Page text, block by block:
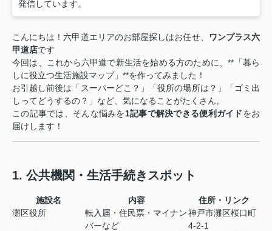
発信しています。
こんにちは！六甲道エリアのお部屋探しはお任せ、 ワンプラス六
甲道店です
今回は、これから六甲道で新生活を始める方のために、**「暮ら
しに役立つ生活施設マップ」**を作ってみました！
お引越し前後は「スーパーどこ？」「役所の場所は？」「ゴミ出
しってどうするの？」など、気になることがたくさん。
この記事では、そんな悩みを1記事で解決できる便利ガイドをお
届けします！
1. 公共機関・生活手続きスポット
施設名 内容
住所・リンク
灘区役所
転入届・住民票・マイナン
バーなど
神戸市灘区桜口町
4-2-1